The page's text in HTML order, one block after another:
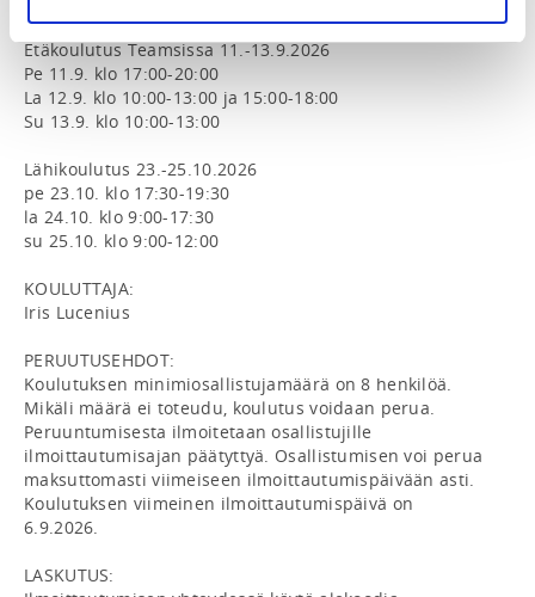
Etäkoulutus Teamsissa 11.-13.9.2026
Pe 11.9. klo 17:00-20:00
La 12.9. klo 10:00-13:00 ja 15:00-18:00
Su 13.9. klo 10:00-13:00
Lähikoulutus 23.-25.10.2026
pe 23.10. klo 17:30-19:30
la 24.10. klo 9:00-17:30
su 25.10. klo 9:00-12:00
KOULUTTAJA:
Iris Lucenius
PERUUTUSEHDOT:
Koulutuksen minimiosallistujamäärä on 8 henkilöä.
Mikäli määrä ei toteudu, koulutus voidaan perua.
Peruuntumisesta ilmoitetaan osallistujille
ilmoittautumisajan päätyttyä. Osallistumisen voi perua
maksuttomasti viimeiseen ilmoittautumispäivään asti.
Koulutuksen viimeinen ilmoittautumispäivä on
6.9.2026.
LASKUTUS: